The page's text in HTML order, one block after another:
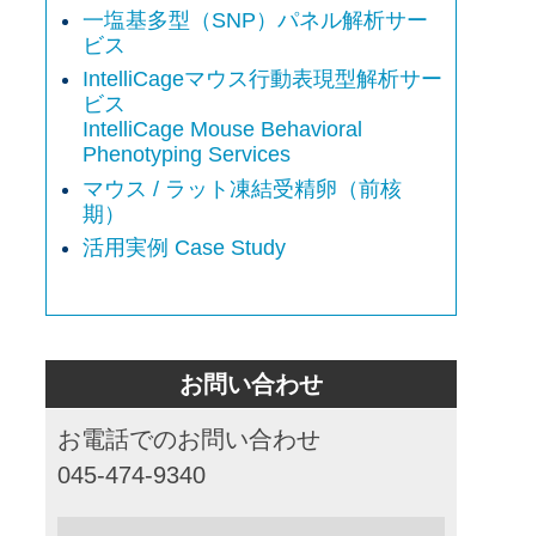
一塩基多型（SNP）パネル解析サー
ビス
IntelliCageマウス行動表現型解析サー
ビス
IntelliCage Mouse Behavioral
Phenotyping Services
マウス / ラット凍結受精卵（前核
期）
活用実例 Case Study
お問い合わせ
お電話でのお問い合わせ
045-474-9340